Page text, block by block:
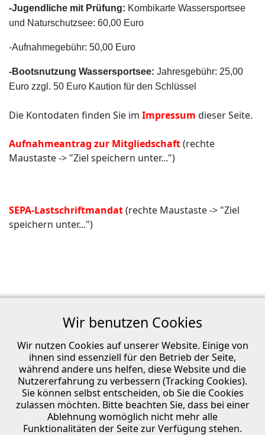
-Jugendliche mit Prüfung: Kombikarte Wassersportsee
und Naturschutzsee: 60,00 Euro
-Aufnahmegebühr: 50,00 Euro
-Bootsnutzung Wassersportsee: Jahresgebühr: 25,00
Euro zzgl. 50 Euro Kaution für den Schlüssel
Die Kontodaten finden Sie im Impressum dieser Seite.
Aufnahmeantrag zur Mitgliedschaft(rechte
Maustaste -> "Ziel speichern unter...")
SEPA-Lastschriftmandat(rechte Maustaste -> "Ziel
speichern unter...")
Datenschutzerklärung
Impressum
Wir benutzen Cookies
Wir nutzen Cookies auf unserer Website. Einige von
ihnen sind essenziell für den Betrieb der Seite,
während andere uns helfen, diese Website und die
Nutzererfahrung zu verbessern (Tracking Cookies).
Sie können selbst entscheiden, ob Sie die Cookies
zulassen möchten. Bitte beachten Sie, dass bei einer
Ablehnung womöglich nicht mehr alle
Funktionalitäten der Seite zur Verfügung stehen.